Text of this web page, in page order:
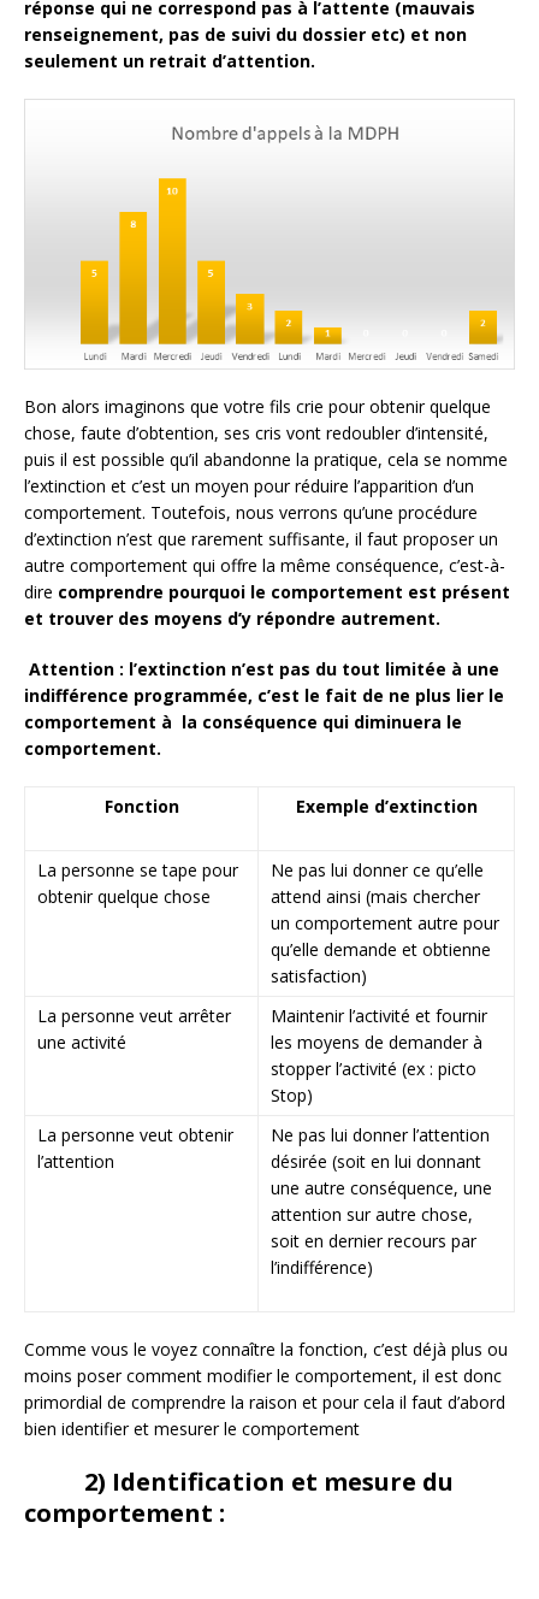
réponse qui ne correspond pas à l’attente (mauvais
renseignement, pas de suivi du dossier etc) et non
seulement un retrait d’attention.
Bon alors imaginons que votre fils crie pour obtenir quelque
chose, faute d’obtention, ses cris vont redoubler d’intensité,
puis il est possible qu’il abandonne la pratique, cela se nomme
l’extinction et c’est un moyen pour réduire l’apparition d’un
comportement. Toutefois, nous verrons qu’une procédure
d’extinction n’est que rarement suffisante, il faut proposer un
autre comportement qui offre la même conséquence, c’est-à-
dire comprendre pourquoi le comportement est présent
et trouver des moyens d’y répondre autrement.
Attention : l’extinction n’est pas du tout limitée à une
indifférence programmée, c’est le fait de ne plus lier le
comportement à la conséquence qui diminuera le
comportement.
Fonction Exemple d’extinction
La personne se tape pour
obtenir quelque chose
Ne pas lui donner ce qu’elle
attend ainsi (mais chercher
un comportement autre pour
qu’elle demande et obtienne
satisfaction)
La personne veut arrêter
une activité
Maintenir l’activité et fournir
les moyens de demander à
stopper l’activité (ex : picto
Stop)
La personne veut obtenir
l’attention
Ne pas lui donner l’attention
désirée (soit en lui donnant
une autre conséquence, une
attention sur autre chose,
soit en dernier recours par
l’indifférence)
Comme vous le voyez connaître la fonction, c’est déjà plus ou
moins poser comment modifier le comportement, il est donc
primordial de comprendre la raison et pour cela il faut d’abord
bien identifier et mesurer le comportement
2) Identification et mesure du
comportement :